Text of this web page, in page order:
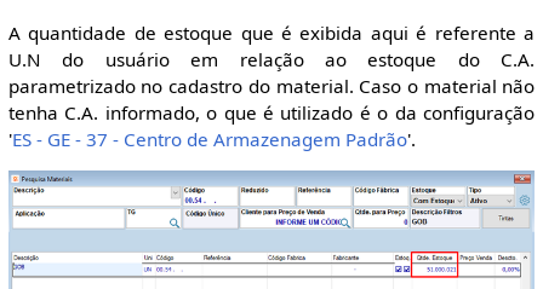
A quantidade de estoque que é exibida aqui é referente a
U.N do usuário em relação ao estoque do C.A.
parametrizado no cadastro do material. Caso o material não
tenha C.A. informado, o que é utilizado é o da configuração
'ES - GE - 37 - Centro de Armazenagem Padrão'.